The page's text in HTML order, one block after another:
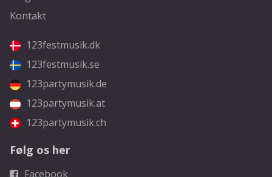
Kontakt
123festmusik.dk
123festmusik.se
123partymusik.de
123partymusik.at
123partymusik.ch
Følg os her
Facebook